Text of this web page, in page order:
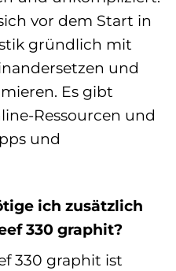
vor dem Start in
gründlich mit
und
Es gibt
Ressourcen und
und
ich zusätzlich
330 graphit?
330 graphit ist